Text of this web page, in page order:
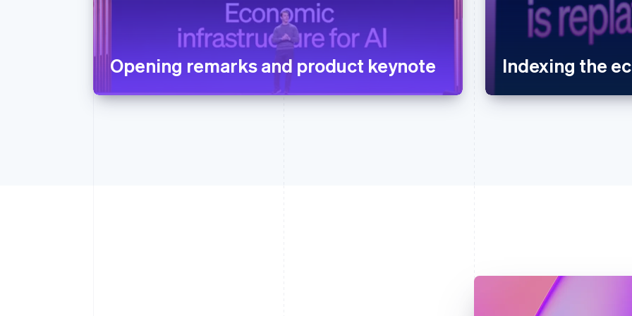
Opening remarks and product keynote Indexing the